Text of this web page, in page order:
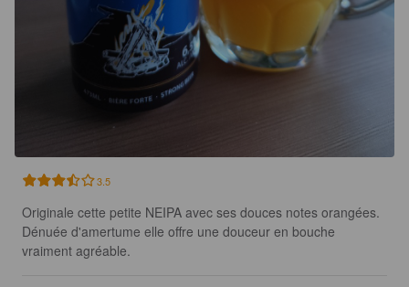
3.5
Originale cette petite NEIPA avec ses douces notes orangées.
Dénuée d'amertume elle offre une douceur en bouche
vraiment agréable.